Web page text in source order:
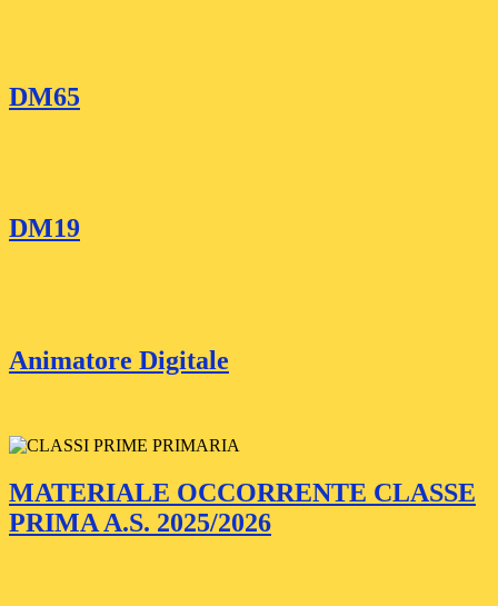
DM65
DM19
Animatore Digitale
MATERIALE OCCORRENTE CLASSE
PRIMA A.S. 2025/2026